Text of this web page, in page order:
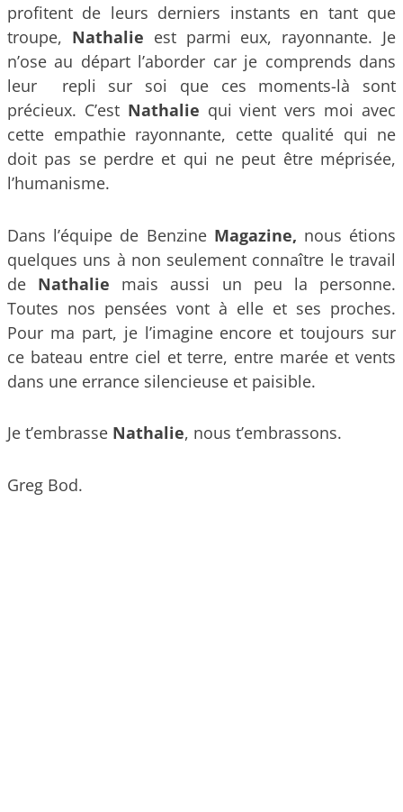
profitent de leurs derniers instants en tant que
troupe, Nathalie est parmi eux, rayonnante. Je
n’ose au départ l’aborder car je comprends dans
leur repli sur soi que ces moments-là sont
précieux. C’est Nathalie qui vient vers moi avec
cette empathie rayonnante, cette qualité qui ne
doit pas se perdre et qui ne peut être méprisée,
l’humanisme.
Dans l’équipe de Benzine Magazine, nous étions
quelques uns à non seulement connaître le travail
de Nathalie mais aussi un peu la personne.
Toutes nos pensées vont à elle et ses proches.
Pour ma part, je l’imagine encore et toujours sur
ce bateau entre ciel et terre, entre marée et vents
dans une errance silencieuse et paisible.
Je t’embrasse Nathalie, nous t’embrassons.
Greg Bod.